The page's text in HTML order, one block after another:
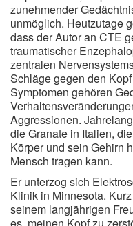
zunehmender
unmöglich. Heutzutage
dass der Autor an CTE
traumatischer
zentralen
Schläge gegen den
Symptomen gehören
Aggressionen.
die Granate in Italien,
Körper und sein Gehirn
Mensch tragen kann.
Er unterzog sich
Klinik in Minnesota.
seinem langjährigen